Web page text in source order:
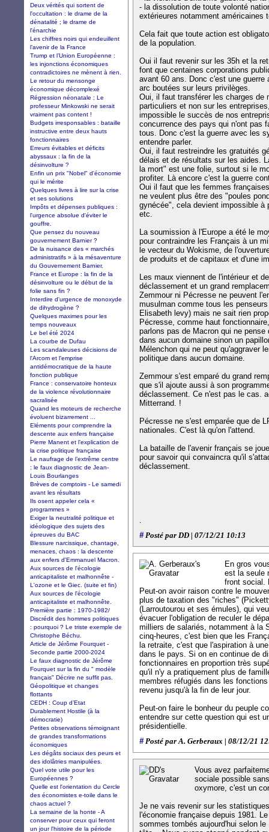
- la dissolution de toute volonté
extérieures notamment américaines
Cela fait que toute action est
de la population.
Oui il faut revenir sur les 35h et la
font que centaines corporations
avant 60 ans. Donc c'est une
arc boutées sur leurs privilèges.
Oui, il faut transférer les charges de
particuliers et non sur les
impossible le succès de nos
concurrence des pays qui n'ont pas
tous. Donc c'est la guerre avec les
entendre parler.
Oui, il faut restreindre les gratuités
délais et de résultats sur les aides.
la mort" est une folie, surtout si le
profiter. Là encore c'est la guerre
Oui il faut que les femmes
ne veulent plus être des "poules
gynécée", cela devient impossible à
etc.
La soumission à l'Europe a été le
pour contraindre les Français à un
le vecteur du Wokisme, de
de produits et de capitaux et d'une
Les maux viennent de l'intérieur et
déclassement et un grand
Zemmour ni Pécresse ne peuvent
musulman comme tous les
Elisabeth levy) mais ne sait rien
Pécresse, comme haut
parlons pas de Macron qui ne
dans aucun domaine sinon un
Mélenchon qui ne peut qu'aggraver
politique dans aucun domaine.
Zemmour s'est emparé du grand
que s'il ajoute aussi à son
déclassement. Ce n'est pas le cas.
Mitterrand. !
Pécresse ne s'est emparée que de
nationales. C'est là qu'on l'attend.
La bataille de l'avenir français se
pour savoir qui convaincra qu'il
déclassement.
.
#Posté par DD | 07/12/21 10:13
En gros
est la seule
front social.
Peut-on avoir raison contre le
plus de taxation des "riches"
(Larroutourou et ses émules), qui
évacuer l'obligation de reculer le
milliers de salariés, notamment à la
cinq-heures, c'est bien que les
la retraite, c'est que l'aspiration à
dans le pays. Si on en continue de
fonctionnaires en proportion très
qu'il n'y a pratiquement plus de
membres réfugiés dans les
revenu jusqu'à la fin de leur jour.
Peut-on faire le bonheur du peuple
entendre sur cette question qui est
présidentielle.
#Posté par A. Gerberaux | 08/12/21
Vous avez
sociale possible
oxymore, c'est un
Je ne vais revenir sur les
l'économie française depuis 1981.
sommes tombés aujourd'hui selon
Deux vérités qui sortent de
l'occultation : le drame de la
dénatalité ; le drame de
l'énarchie
Les chiffres noirs qui endeuillent
l’avenir de la France
Trump et l’Union Européenne :
les injonctions économiques
contradictoires ne mènent à rien.
Le retour du mensonge
économique décomplexé
Régression néonatale : Le
professeur Minkowski ne serait
vraiment pas content !
Budgets irresponsables : bataille
instructive entre deux hauts
fonctionnaires
Erreurs évitables et déficits
abyssaux : la fin de la
désinvolture ?
Enfin un prix "Nobel" d'économie
qui le mérite
Quelques livres à lire sur la crise
et ses solutions
Impôts et dépenses publiques :
l'urgence absolue d'éviter le
gouffre.
Que pensez du nouveau
gouvernement Barnier ?
De la nuisance des « marchés
administratifs » à la mésaventure
du Gouvernement Barnier.
France et Europe : la fin de la
désinvolture ou le début de la
folie sans fin ?
Interdire d'urgence de monoxyde
de dihydrogène ?
Quelques maximes pour les
temps nouveaux
Le bel été 2024
La courbe de Dufau
Les scandaleuses décisions de
l'Arcom et l'emprise
antidémocratique de la haute
fonction publique
France : conservatoire honteux
de la violence révolutionnaire
sacralisée
Quand les moteurs de recherche
évoluent bizarrement ...
Eléments pour comprendre la
descente aux enfers française
Pierre Manent et l’explication de
la crise politique française
Le naufrage de l’extrême centre
: le faux diagnostic de Jean-
Louis Bourlanges
Brèves de comptoirs - Le samedi
avant les résultats
Ils osent appeler cela «
programmes »
Exiger la neutralité politique et
idéologique des sujets des
épreuves du BAC
Blessure narcissique, chantage,
menaces, chaos : la descente
aux enfers d'Emmanuel Macron.
Aux sources de l'écologie
anticapitaliste et malhonnête -
L'ozone et le Giec. (suite et fin)
Aux sources de l'écologie
anticapitaliste et malhonnête.
Première partie : 1970-1982/
Discrédit des hommes politiques
: pourquoi ? Le triste exemple de
Christophe Béchu.
Article de Jérôme Fourquet -
Seconde partie 2000-2024
Le faux diagnostic de Jérôme
Fourquet sur la fin du " modèle
français" Décrire ne suffit pas.
Géopolitique et changes
flottants
CEDH : Coup d’Etat
Durablement Hostile (à la
démocratie)
Petites observations témoignant
de grandes transformations
économiques
Les dégâts sociaux des peurs et
des idolâtries manipulées.
Quel vote utile pour les
Européennes ?
Quelle est l'orientation du Cercle
des économistes e-toile dans le
chaos actuel ?
La semaine de la honte - A
conserver pour ceux qui feront
un jour l'histoire de la période